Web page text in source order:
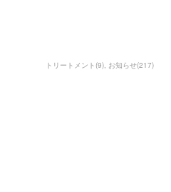
トリートメント (9) お知らせ(217)